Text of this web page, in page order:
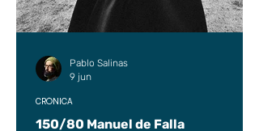
150/80 Manuel de Falla
CRÓNICA
Pablo Salinas
9 jun